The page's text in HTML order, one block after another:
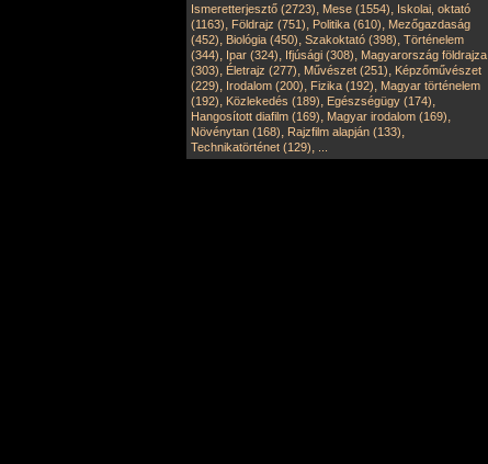
Ismeretterjesztő (2723), Mese (1554), Iskolai, oktató
(1163), Földrajz (751), Politika (610), Mezőgazdaság
(452), Biológia (450), Szakoktató (398), Történelem
(344), Ipar (324), Ifjúsági (308), Magyarország földrajza
(303), Életrajz (277), Művészet (251), Képzőművészet
(229), Irodalom (200), Fizika (192), Magyar történelem
(192), Közlekedés (189), Egészségügy (174),
Hangosított diafilm (169), Magyar irodalom (169),
Növénytan (168), Rajzfilm alapján (133),
Technikatörténet (129),